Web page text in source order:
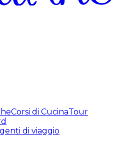
Corsi di CucinaTour
di viaggio